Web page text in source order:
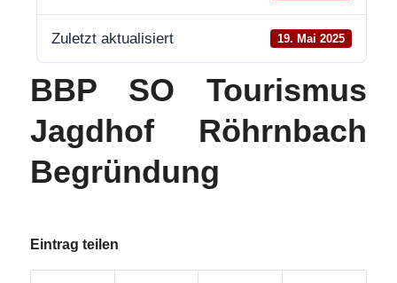
Zuletzt aktualisiert 19. Mai 2025
BBP SO Tourismus
Jagdhof Röhrnbach
Begründung
Eintrag teilen